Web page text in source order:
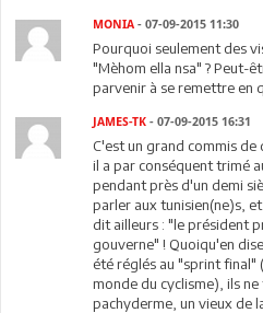
MONIA - 07-09-2015 11:30
Pourquoi seulement des
"Mèhom ella nsa" ? Peut-
parvenir à se remettre en
JAMES-TK - 07-09-2015 16:31
C'est un grand commis
il a par conséquent trimé
pendant près d'un demi
parler aux tunisien(ne)s,
dit ailleurs : "le président
gouverne" ! Quoiqu'en
été réglés au "sprint final"
monde du cyclisme), ils
pachyderme, un vieux de